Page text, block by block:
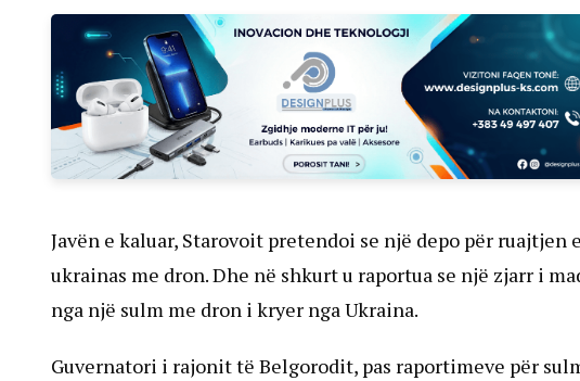
Javën e kaluar, Starovoit pretendoi se një depo për
ukrainas me dron. Dhe në shkurt u raportua se një zjarr i
nga një sulm me dron i kryer nga Ukraina.
Guvernatori i rajonit të Belgorodit, pas raportimeve për